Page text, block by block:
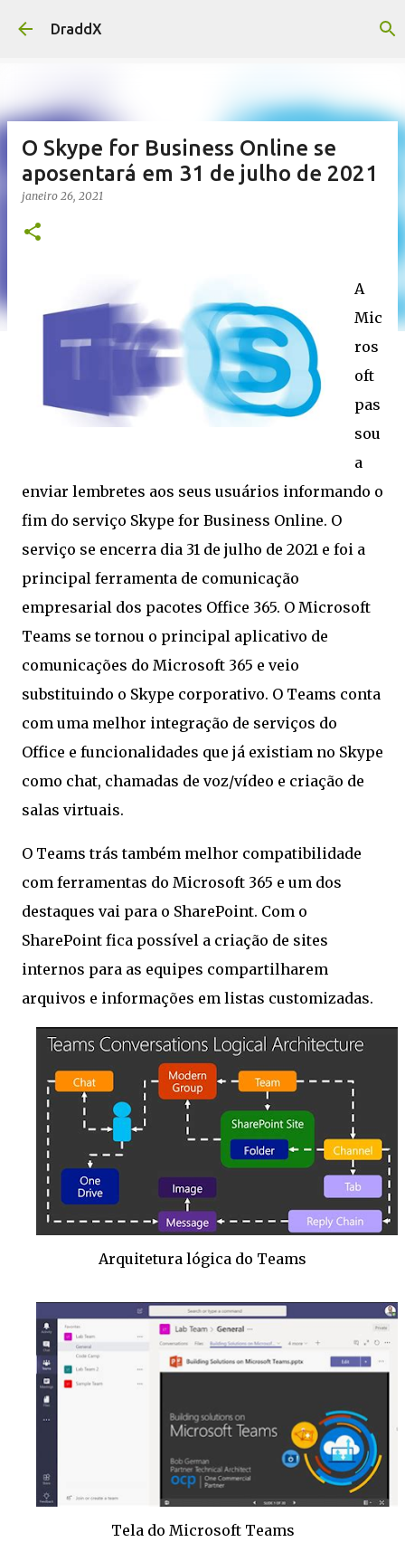
DraddX
O Skype for Business Online se
aposentará em 31 de julho de 2021
janeiro 26, 2021
A
Mic
ros
oft
pas
sou
a
enviar lembretes aos seus usuários informando o
fim do serviço Skype for Business Online. O
serviço se encerra dia 31 de julho de 2021 e foi a
principal ferramenta de comunicação
empresarial dos pacotes Office 365. O Microsoft
Teams se tornou o principal aplicativo de
comunicações do Microsoft 365 e veio
substituindo o Skype corporativo. O Teams conta
com uma melhor integração de serviços do
Office e funcionalidades que já existiam no Skype
como chat, chamadas de voz/vídeo e criação de
salas virtuais.
O Teams trás também melhor compatibilidade
com ferramentas do Microsoft 365 e um dos
destaques vai para o SharePoint. Com o
SharePoint fica possível a criação de sites
internos para as equipes compartilharem
arquivos e informações em listas customizadas.
Arquitetura lógica do Teams
Tela do Microsoft Teams